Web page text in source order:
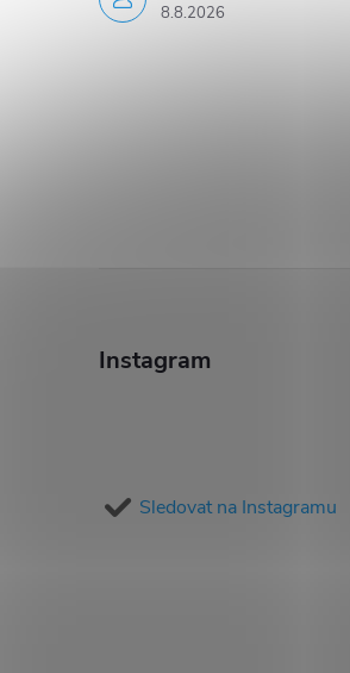
8.8.2026
Instagram
Sledovat na Instagramu